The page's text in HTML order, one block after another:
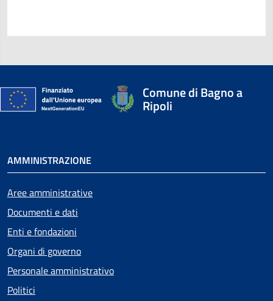
Comune di Bagno a
Ripoli
AMMINISTRAZIONE
Aree amministrative
Documenti e dati
Enti e fondazioni
Organi di governo
Personale amministrativo
Politici